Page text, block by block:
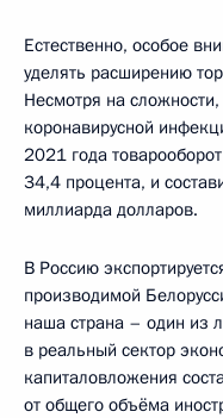
Естественно, особое
уделять расширению
Несмотря на
коронавирусной
2021 года
34,4 процента, и
миллиарда долларов.
В Россию
производимой
наша страна – один из
в реальный сектор
капиталовложения
от общего объёма